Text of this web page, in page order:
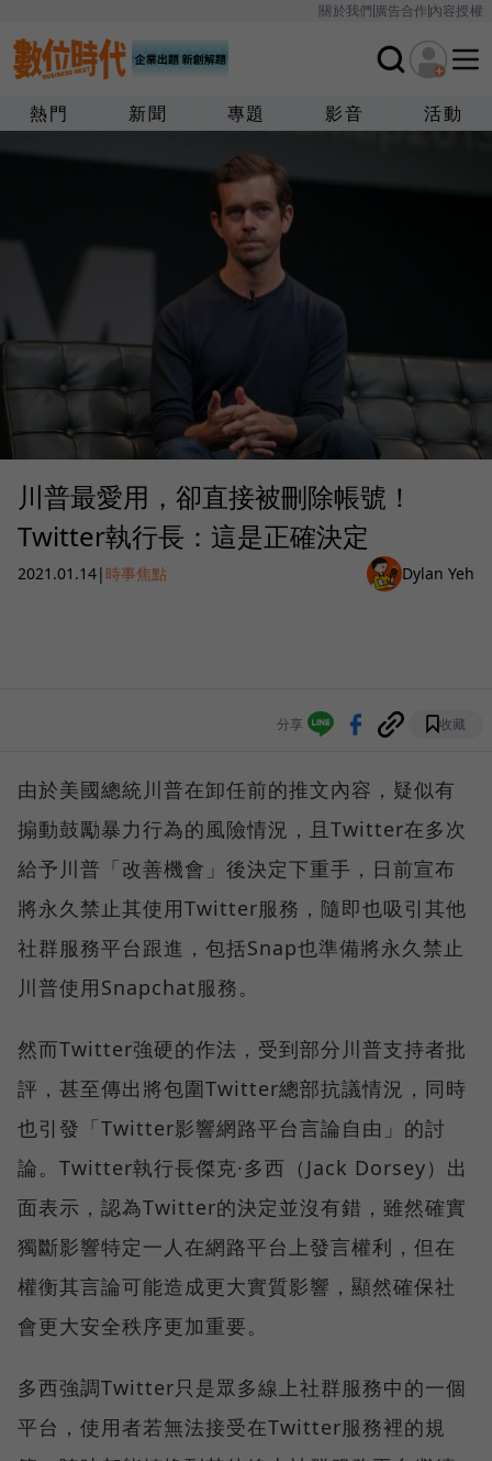
關於我們廣告合作內容授權
熱門 新聞 專題 影音 活動
川普最愛用，卻直接被刪除帳號！
Twitter執行長：這是正確決定
2021.01.14| 時事焦點 Dylan Yeh
分享 收藏
由於美國總統川普在卸任前的推文內容，疑似有
搧動鼓勵暴力行為的風險情況，且Twitter在多次
給予川普「改善機會」後決定下重手，日前宣布
將永久禁止其使用Twitter服務，隨即也吸引其他
社群服務平台跟進，包括Snap也準備將永久禁止
川普使用Snapchat服務。
然而Twitter強硬的作法，受到部分川普支持者批
評，甚至傳出將包圍Twitter總部抗議情況，同時
也引發「Twitter影響網路平台言論自由」的討
論。Twitter執行長傑克·多西（Jack Dorsey）出
面表示，認為Twitter的決定並沒有錯，雖然確實
獨斷影響特定一人在網路平台上發言權利，但在
權衡其言論可能造成更大實質影響，顯然確保社
會更大安全秩序更加重要。
多西強調Twitter只是眾多線上社群服務中的一個
平台，使用者若無法接受在Twitter服務裡的規